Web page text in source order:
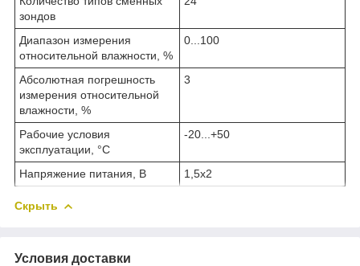
зондов
Диапазон измерения
относительной влажности, %
0...100
Абсолютная погрешность
измерения относительной
влажности, %
3
Рабочие условия
эксплуатации, °С
-20...+50
Напряжение питания, В 1,5x2
Скрыть
Условия доставки